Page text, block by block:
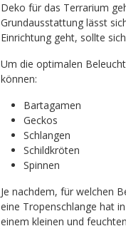
Deko für das Terrarium
Grundausstattung lässt
Einrichtung geht, sollte
Um die optimalen
können:
Bartagamen
Geckos
Schlangen
Schildkröten
Spinnen
Je nachdem, für welchen
eine Tropenschlange hat
einem kleinen und